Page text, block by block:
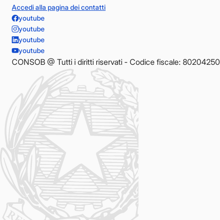
Accedi alla pagina dei contatti
youtube
youtube
youtube
youtube
CONSOB @ Tutti i diritti riservati - Codice fiscale: